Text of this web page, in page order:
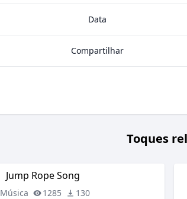
Data
Compartilhar
Toques
Jump Rope Song
Música 1285 130